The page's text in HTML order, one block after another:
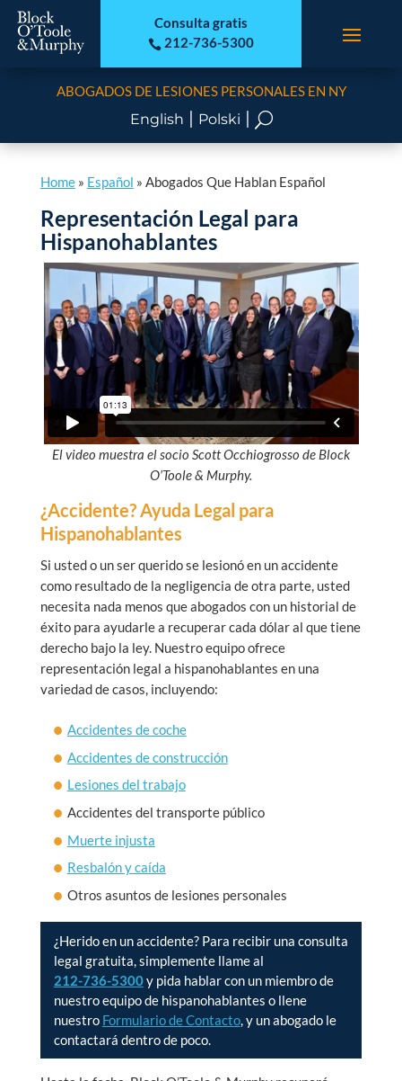
Consulta gratis
 212-736-5300
ABOGADOS DE LESIONES PERSONALES EN NY
English | Polski | U
Home» Español » Abogados Que Hablan Español
Representación Legal para
Hispanohablantes
El video muestra el socio Scott Occhiogrosso de Block
O’Toole & Murphy.
¿Accidente? Ayuda Legal para
Hispanohablantes
Si usted o un ser querido se lesionó en un accidente
como resultado de la negligencia de otra parte, usted
necesita nada menos que abogados con un historial de
éxito para ayudarle a recuperar cada dólar al que tiene
derecho bajo la ley. Nuestro equipo ofrece
representación legal a hispanohablantes en una
variedad de casos, incluyendo:
Accidentes de coche
Accidentes de construcción
Lesiones del trabajo
Accidentes del transporte público
Muerte injusta
Resbalón y caída
Otros asuntos de lesiones personales
¿Herido en un accidente? Para recibir una consulta
legal gratuita, simplemente llame al
212-736-5300y pida hablar con un miembro de
nuestro equipo de hispanohablantes o llene
nuestro Formulario de Contacto, y un abogado le
contactará dentro de poco.